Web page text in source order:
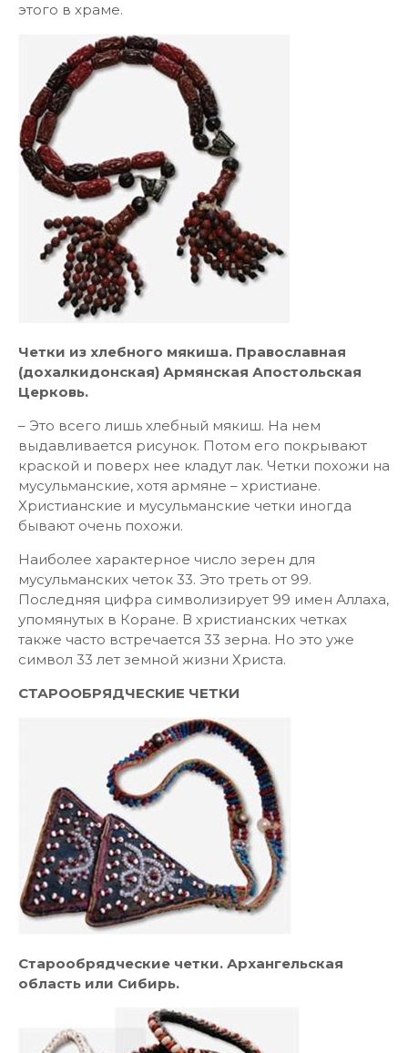
этого в храме.
Четки из хлебного мякиша. Православная
(дохалкидонская) Армянская Апостольская
Церковь.
– Это всего лишь хлебный мякиш. На нем
выдавливается рисунок. Потом его покрывают
краской и поверх нее кладут лак. Четки похожи на
мусульманские, хотя армяне – христиане.
Христианские и мусульманские четки иногда
бывают очень похожи.
Наиболее характерное число зерен для
мусульманских четок 33. Это треть от 99.
Последняя цифра символизирует 99 имен Аллаха,
упомянутых в Коране. В христианских четках
также часто встречается 33 зерна. Но это уже
символ 33 лет земной жизни Христа.
СТАРООБРЯДЧЕСКИЕ ЧЕТКИ
Старообрядческие четки. Архангельская
область или Сибирь.